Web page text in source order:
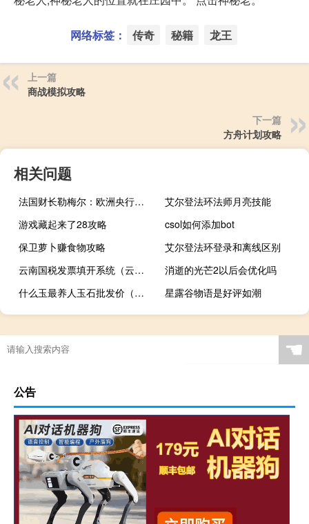
网络标签： 传奇 秘籍 龙王
上一篇
商战模拟攻略
下一篇
方舟计划攻略
相关问题
法国财长勒梅尔：欧洲央行不应进一步提高利率
艾尔登法环法师月亮技能
游戏藏起来了28攻略
csol如何添加bot
保卫萝卜赚食物攻略
艾尔登法环登录和离线区别
云南国税发票填开系统（云南国税开票系统）
消逝的光芒2以后会优化吗
什么玉最养人玉石批发价（什么玉最养人）
星露谷物语是好评如潮
☚
公告